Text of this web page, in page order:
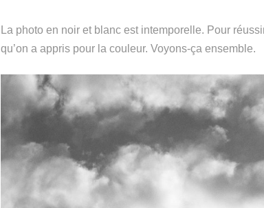
La photo en noir et blanc est intemporelle. Pour
qu’on a appris pour la couleur. Voyons-ça ensemble.